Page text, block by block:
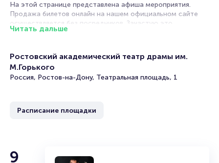
На этой странице представлена афиша мероприятия.
Продажа билетов онлайн на нашем официальном сайте
осуществляется без посредников. Зачастую это
единственная возможность достать билет на спектакль.
вкус! Постановки по произведениям классиков и
современников, драмы, комедии, трагикомедии. В их
основе истории, основанные на реальных событиях или
новинками.
Читать дальше
Ростовский академический театр драмы им.
М.Горького
Россия, Ростов-на-Дону, Театральная площадь, 1
Расписание площадки
9